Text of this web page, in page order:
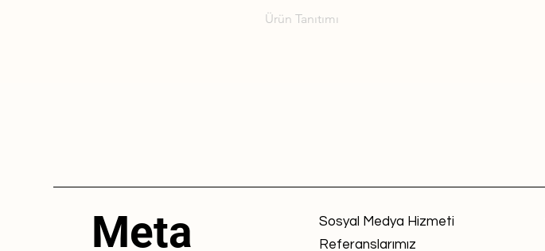
Ürün Tanıtımı
Meta
Sosyal Medya Hizmeti
Referanslarımız